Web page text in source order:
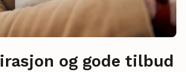
og gode tilbud